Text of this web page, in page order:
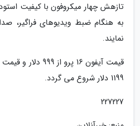
تازهش چهار میکروفون با کیفیت
به هنگام ضبط ویدیوهای فراگیر،
نمایند.
1199 دلار شروع می گردد.
227227